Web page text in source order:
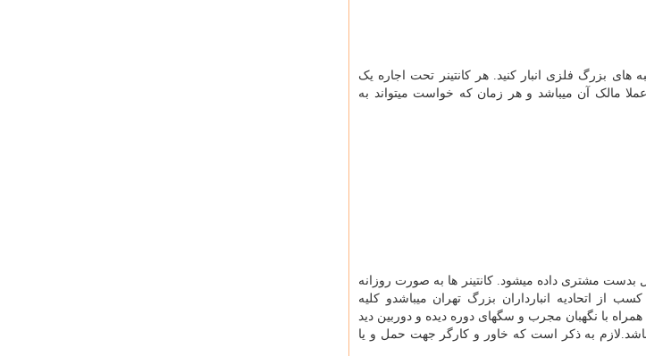
های بزرگ فلزی انبار کنید. هر کانتینر تحت اجاره یک
آن میباشد و هر زمان که خواست میتواند به
بدست مشتری داده میشود. کانتینر ها به صورت روزانه
از اتحادیه انبارداران بزرگ تهران میباشدو کلیه
با نگهبان مجرب و سگهای دوره دیده و دوربین دید
به ذکر است که خاور و کارگر جهت حمل و یا